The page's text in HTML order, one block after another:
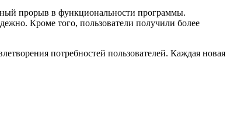
прорыв в функциональности программы.
Кроме того, пользователи получили более
потребностей пользователей. Каждая новая